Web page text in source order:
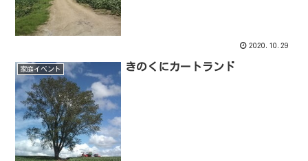
2020.10.29
家庭イベント きのくにカートランド